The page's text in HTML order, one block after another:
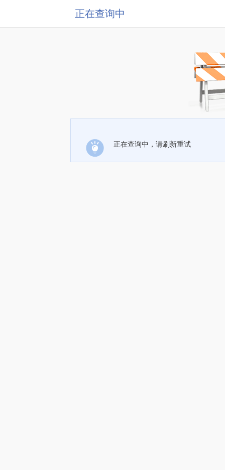
正在查询中
正在查询中，请刷新重试